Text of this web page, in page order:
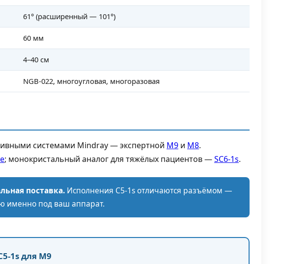
61° (расширенный — 101°)
60 мм
4–40 см
NGB-022, многоугловая, многоразовая
системами Mindray — экспертной M9 и M8.
; монокристальный аналог для тяжёлых пациентов —SC6-1s.
поставка. Исполнения C5-1s отличаются разъёмом —
именно под ваш аппарат.
1s для M9